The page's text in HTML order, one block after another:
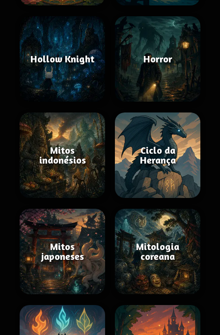
Hollow Knight Horror
Mitos
indonésios
Ciclo da
Herança
Mitos
japoneses
Mitologia
coreana